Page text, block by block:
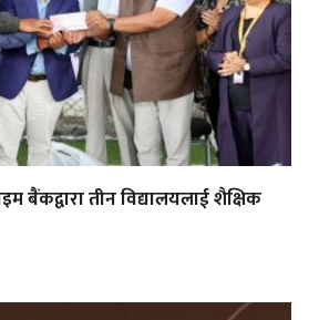
बैंकद्वारा तीन विद्यालयलाई शैक्षिक